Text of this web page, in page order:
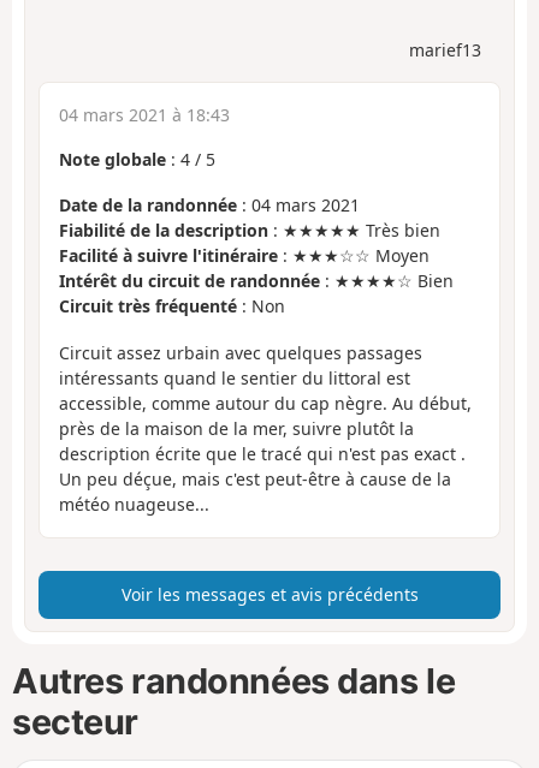
marief13
04 mars 2021 à 18:43
Note globale : 4 / 5
Date de la randonnée : 04 mars 2021
Fiabilité de la description : ★★★★★ Très bien
Facilité à suivre l'itinéraire : ★★★☆☆ Moyen
Intérêt du circuit de randonnée : ★★★★☆ Bien
Circuit très fréquenté : Non
Circuit assez urbain avec quelques passages
intéressants quand le sentier du littoral est
accessible, comme autour du cap nègre. Au début,
près de la maison de la mer, suivre plutôt la
description écrite que le tracé qui n'est pas exact .
Un peu déçue, mais c'est peut-être à cause de la
météo nuageuse...
Voir les messages et avis précédents
Autres randonnées dans le
secteur